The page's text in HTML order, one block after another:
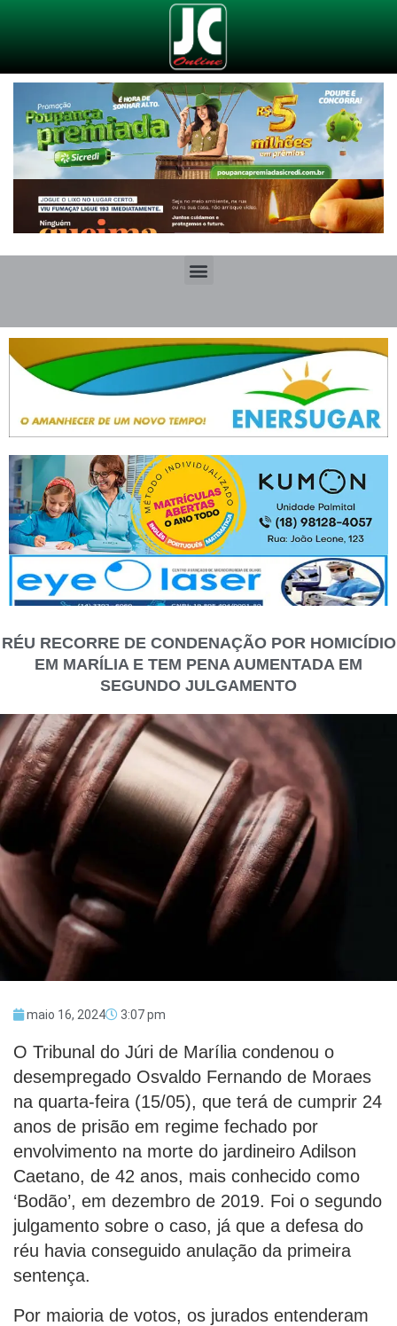
RÉU RECORRE DE CONDENAÇÃO POR HOMICÍDIO
EM MARÍLIA E TEM PENA AUMENTADA EM
SEGUNDO JULGAMENTO
maio 16, 2024 3:07 pm
O Tribunal do Júri de Marília condenou o
desempregado Osvaldo Fernando de Moraes
na quarta-feira (15/05), que terá de cumprir 24
anos de prisão em regime fechado por
envolvimento na morte do jardineiro Adilson
Caetano, de 42 anos, mais conhecido como
‘Bodão’, em dezembro de 2019. Foi o segundo
julgamento sobre o caso, já que a defesa do
réu havia conseguido anulação da primeira
sentença.
Por maioria de votos, os jurados entenderam